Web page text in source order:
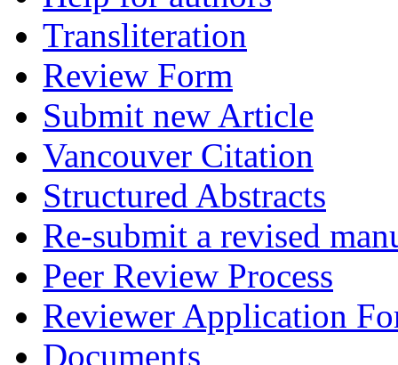
Transliteration
Review Form
Submit new Article
Vancouver Citation
Structured Abstracts
Re-submit a revised
Peer Review Process
Reviewer Application
Documents